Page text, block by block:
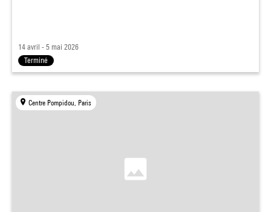
14 avril - 5 mai 2026
Terminé
Centre Pompidou, Paris